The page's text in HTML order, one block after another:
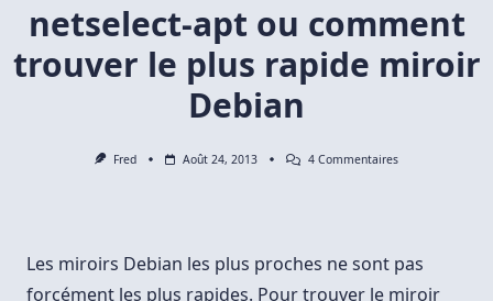
netselect-apt ou comment
trouver le plus rapide miroir
Debian
Fred Août 24, 2013 4 CommentairesSur
Le
Plus
Rapide
Les miroirs Debian les plus proches ne sont pas
forcément les plus rapides. Pour trouver le miroir